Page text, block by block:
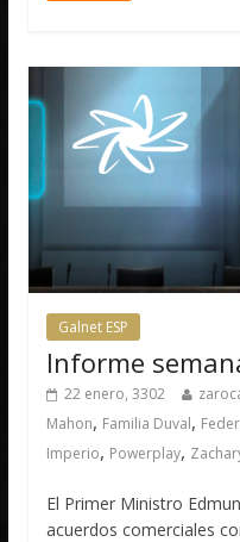
Galnet ESP
Informe
22 enero, 3302
Mahon, Familia Duval,
Imperio, Powerplay,
El Primer Ministro
acuerdos comerciales